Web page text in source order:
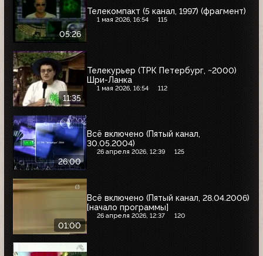
05:26
Телекомпакт (5 канал, 1997) (фрагмент)
1 мая 2026, 16:54 115
11:35
Телекурьер (ТРК Петербург, ~2000)
Шри-Ланка
1 мая 2026, 16:54 112
26:00
Всё включено (Пятый канал,
30.05.2004)
26 апреля 2026, 12:39 125
01:00
Всё включено (Пятый канал, 28.04.2006)
[начало программы]
26 апреля 2026, 12:37 120